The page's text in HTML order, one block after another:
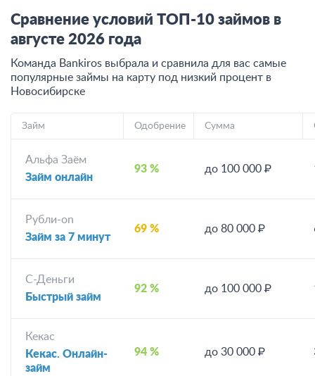
Сравнение условий ТОП-10 займов в
августе 2026 года
Команда Bankiros выбрала и сравнила для вас самые
популярные займы на карту под низкий процент в
Новосибирске
Займ Одобрение Сумма
Альфа Заём
Займ онлайн
93 % до 100 000 ₽
Рубли-on
Займ за 7 минут
69 % до 80 000 ₽
С-Деньги
Быстрый займ
92 % до 100 000 ₽
Кекас
Кекас. Онлайн-
займ
94 % до 30 000 ₽